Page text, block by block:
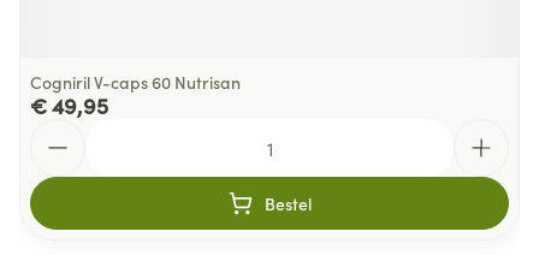
Cogniril V-caps 60 Nutrisan
€ 49,95
Bestel